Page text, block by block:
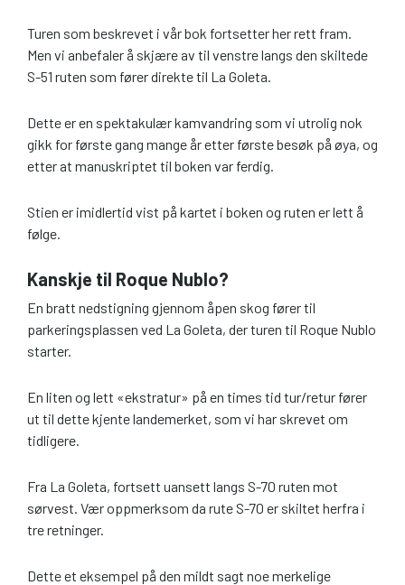
Turen som beskrevet i vår bok fortsetter her rett fram.
Men vi anbefaler å skjære av til venstre langs den skiltede
S-51 ruten som fører direkte til La Goleta.
Dette er en spektakulær kamvandring som vi utrolig nok
gikk for første gang mange år etter første besøk på øya, og
etter at manuskriptet til boken var ferdig.
Stien er imidlertid vist på kartet i boken og ruten er lett å
følge.
Kanskje til Roque Nublo?
En bratt nedstigning gjennom åpen skog fører til
parkeringsplassen ved La Goleta, der turen til Roque Nublo
starter.
En liten og lett «ekstratur» på en times tid tur/retur fører
ut til dette kjente landemerket, som vi har skrevet om
tidligere.
Fra La Goleta, fortsett uansett langs S-70 ruten mot
sørvest. Vær oppmerksom da rute S-70 er skiltet herfra i
tre retninger.
Dette et eksempel på den mildt sagt noe merkelige